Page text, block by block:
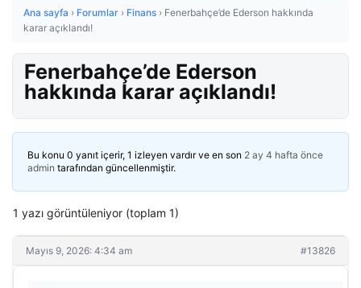
Ana sayfa › Forumlar › Finans › Fenerbahçe’de Ederson hakkında
karar açıklandı!
Fenerbahçe’de Ederson
hakkında karar açıklandı!
Bu konu 0 yanıt içerir, 1 izleyen vardır ve en son 2 ay 4 hafta önce
admin tarafından güncellenmiştir.
1 yazı görüntüleniyor (toplam 1)
Mayıs 9, 2026: 4:34 am #13826